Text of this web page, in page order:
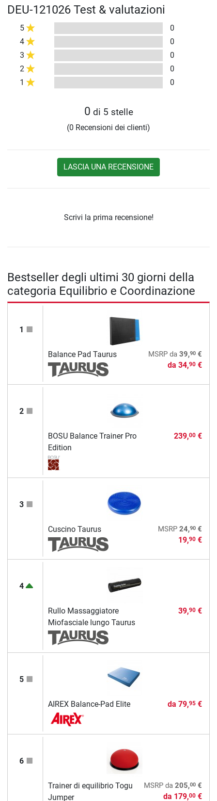
DEU-121026 Test & valutazioni
5
0
4
0
3
0
2
0
1
0
0 di 5 stelle
(0 Recensioni dei clienti)
LASCIA UNA RECENSIONE
Scrivi la prima recensione!
Bestseller degli ultimi 30 giorni della
categoria Equilibrio e Coordinazione
1
Balance Pad Taurus MSRPda 39,90€
da 34,90€
2
BOSU Balance Trainer Pro
Edition
239,00€
3
Cuscino Taurus MSRP 24,90€
19,90€
4
Rullo Massaggiatore
Miofasciale lungo Taurus
39,90€
5
AIREX Balance-Pad Elite da 79,95€
6
Trainer di equilibrio Togu
Jumper
MSRPda 205,00€
da 179,00€